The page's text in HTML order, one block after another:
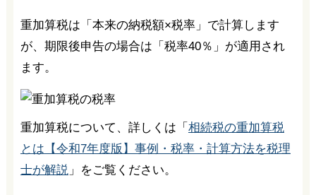
重加算税は「本来の納税額×税率」で計算します
が、期限後申告の場合は「税率40％」が適用され
ます。
重加算税について、詳しくは「 相続税の重加算税
とは【令和7年度版】事例・税率・計算方法を税理
士が解説」をご覧ください。